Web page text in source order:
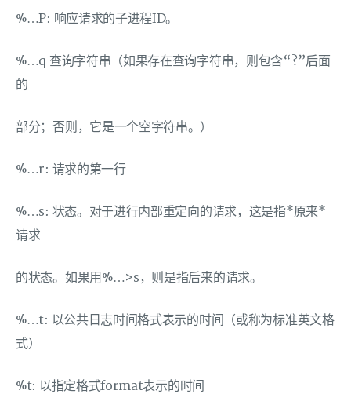
%…P: 响应请求的子进程ID。
%…q 查询字符串（如果存在查询字符串，则包含“?”后面
的
部分；否则，它是一个空字符串。）
%…r: 请求的第一行
%…s: 状态。对于进行内部重定向的请求，这是指*原来*
请求
的状态。如果用%…>s，则是指后来的请求。
%…t: 以公共日志时间格式表示的时间（或称为标准英文格
式）
%t: 以指定格式format表示的时间